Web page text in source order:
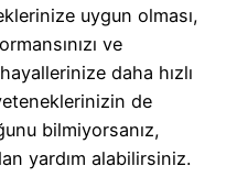
uygun olması,
ve
daha hızlı
de
bilmiyorsanız,
yardım alabilirsiniz.